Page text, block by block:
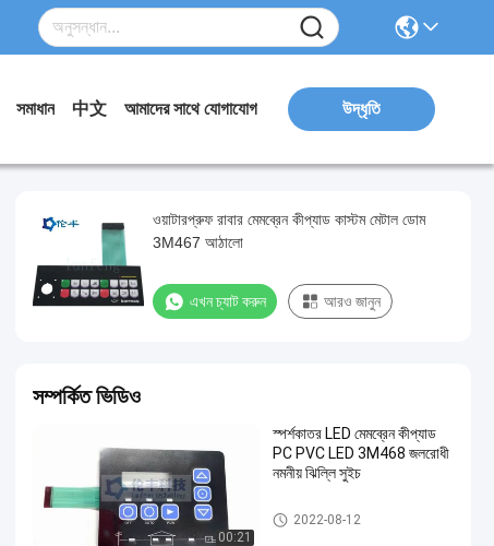
সমাধান 中文 আমাদের সাথে যোগাযোগ উদ্ধৃতি
ওয়াটারপ্রুফ রাবার মেমব্রেন কীপ্যাড কাস্টম মেটাল ডোম
3M467 আঠালো
এখন চ্যাট করুন আরও জানুন
সম্পর্কিত ভিডিও
00:21
স্পর্শকাতর LED মেমব্রেন কীপ্যাড
PC PVC LED 3M468 জলরোধী
নমনীয় ঝিল্লি সুইচ
LED মেমব্রেন কীপ্যাড
2022-08-12